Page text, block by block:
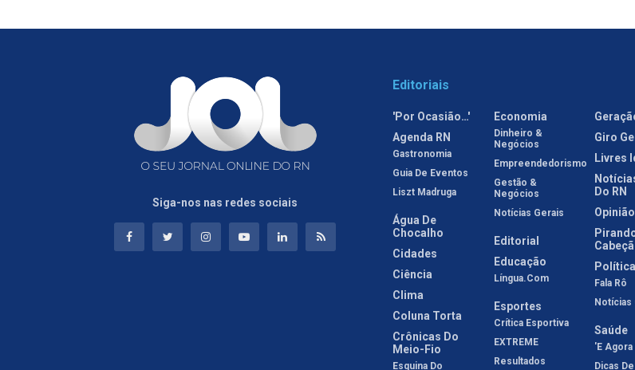
Siga-nos nas redes sociais
Editoriais
'Por Ocasião…'
Agenda RN
Gastronomia
Guia De Eventos
Liszt Madruga
Água De
Chocalho
Cidades
Ciência
Clima
Coluna Torta
Crônicas Do
Meio-Fio
Esquina Do
Economia
Dinheiro &
Negócios
Empreendedorismo
Gestão &
Negócios
Notícias Gerais
Editorial
Educação
Língua.com
Esportes
Crítica Esportiva
EXTREME
Resultados
Giro
Livres
Do RN
Opinião
Política
Fala Rô
Notícias
Saúde
'E
Dicas